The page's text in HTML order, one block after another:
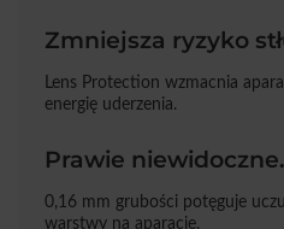
Zmniejsza ryzyko
Lens Protection wzmacnia
energię uderzenia.
Prawie niewidoczne.
0,16 mm grubości potęguje
warstwy na aparacie.